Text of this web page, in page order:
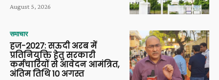
August 5, 2026
समाचार
हज-2027: सऊदी अरब में
प्रतिनियुक्ति हेतु सरकारी
कर्मचारियों से आवेदन आमंत्रित,
अंतिम तिथि 10 अगस्त